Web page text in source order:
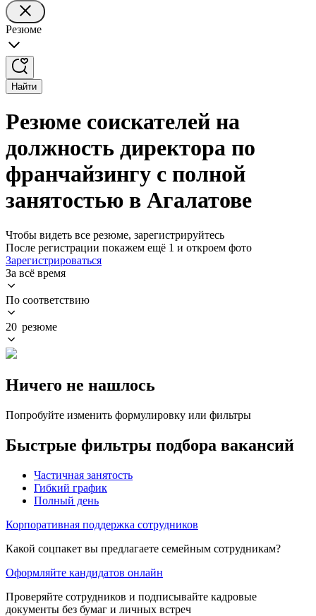
Резюме
Найти
Резюме соискателей на
должность директора по
франчайзингу с полной
занятостью в Агалатове
Чтобы видеть все резюме, зарегистрируйтесь
После регистрации покажем ещё 1 и откроем фото
Зарегистрироваться
За всё время
По соответствию
20 резюме
Ничего не нашлось
Попробуйте изменить формулировку или фильтры
Быстрые фильтры подбора вакансий
Частичная занятость
Гибкий график
Полный день
Корпоративная поддержка сотрудников
Какой соцпакет вы предлагаете семейным сотрудникам?
Оформляйте кандидатов онлайн
Проверяйте сотрудников и подписывайте кадровые
документы без бумаг и личных встреч